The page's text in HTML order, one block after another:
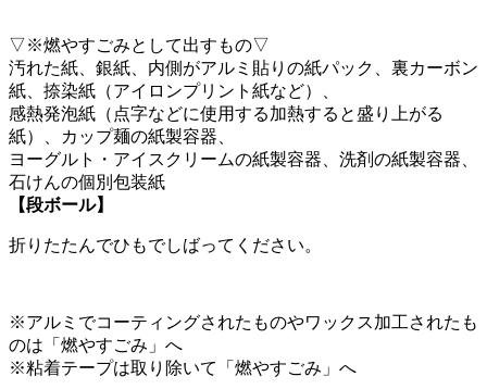
▽※燃やすごみとして出すもの▽
汚れた紙、銀紙、内側がアルミ貼りの紙パック、裏カーボン
紙、捺染紙（アイロンプリント紙など）、
感熱発泡紙（点字などに使用する加熱すると盛り上がる
紙）、カップ麺の紙製容器、
ヨーグルト・アイスクリームの紙製容器、洗剤の紙製容器、
石けんの個別包装紙
【段ボール】
折りたたんでひもでしばってください。
※アルミでコーティングされたものやワックス加工されたも
のは「燃やすごみ」へ
※粘着テープは取り除いて「燃やすごみ」へ